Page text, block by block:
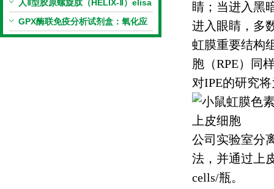
人Ⅱ型胶原螺旋肽（HELIX-Ⅱ）elisa
试剂盒科研优惠活动开启
GPX酶联免疫分析试剂盒：氧化应
激研究精准检测工具
睛；当进入黑
进入眼睛，多
虹膜重要结构
胞（RPE）同
对IPE的研究
公司实验室分
法，并通过上
cells/瓶。